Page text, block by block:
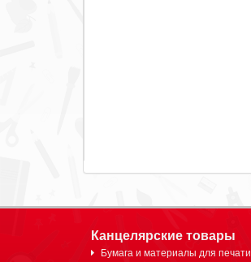
Канцелярские товары
Бумага и материалы для печати